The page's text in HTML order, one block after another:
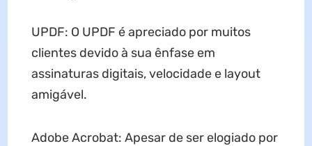
UPDF: O UPDF é apreciado por muitos
clientes devido à sua ênfase em
assinaturas digitais, velocidade e layout
amigável.
Adobe Acrobat: Apesar de ser elogiado por